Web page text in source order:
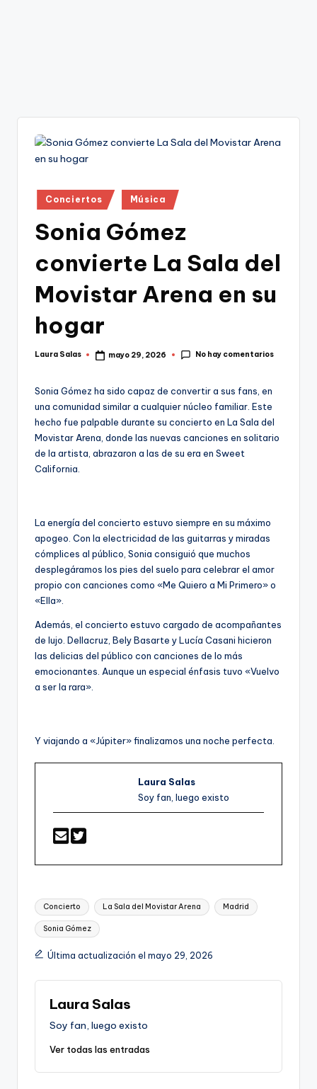
Publicado
en
Conciertos Música
Sonia Gómez
convierte La Sala del
Movistar Arena en su
hogar
Publicado
Laura Salas mayo 29, 2026 No hay comentarios
Sonia Gómez ha sido capaz de convertir a sus fans, en
una comunidad similar a cualquier núcleo familiar. Este
hecho fue palpable durante su concierto en La Sala del
Movistar Arena, donde las nuevas canciones en solitario
de la artista, abrazaron a las de su era en Sweet
California.
La energía del concierto estuvo siempre en su máximo
apogeo. Con la electricidad de las guitarras y miradas
cómplices al público, Sonia consiguió que muchos
desplegáramos los pies del suelo para celebrar el amor
propio con canciones como «Me Quiero a Mi Primero» o
«Ella».
Además, el concierto estuvo cargado de acompañantes
de lujo. Dellacruz, Bely Basarte y Lucía Casani hicieron
las delicias del público con canciones de lo más
emocionantes. Aunque un especial énfasis tuvo «Vuelvo
a ser la rara».
Y viajando a «Júpiter» finalizamos una noche perfecta.
Laura Salas
Soy fan, luego existo
Etiquetas:
Concierto La Sala del Movistar Arena Madrid
Sonia Gómez
Última actualización el mayo 29, 2026
Laura Salas
Soy fan, luego existo
Ver todas las entradas